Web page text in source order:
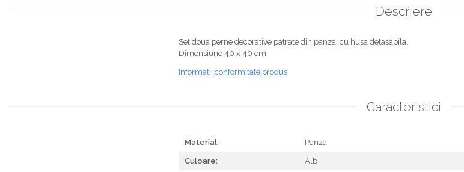
Descriere
Set doua perne decorative patrate din panza, cu husa detasabila.
Dimensiune 40 x 40 cm.
Informatii conformitate produs
Caracteristici
Material: Panza
Culoare: Alb